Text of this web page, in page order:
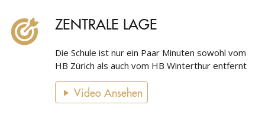
ZENTRALE LAGE
Die Schule ist nur ein Paar Minuten sowohl vom
HB Zürich als auch vom HB Winterthur entfernt
Video Ansehen